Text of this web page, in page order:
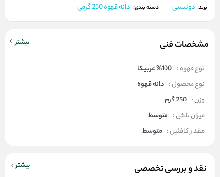
برند: دونیسی دسته بندی: دانه قهوه 250 گرمی
مشخصات فنی بیشتر
نوع قهوه : %100 عربیکا
نوع محصول : دانه قهوه
وزن : 250 گرم
میزان تلخی : متوسط
مقدار کافئین : متوسط
نقد و بررسی تخصصی بیشتر